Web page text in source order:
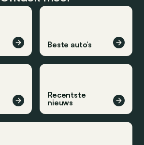
Beste auto’s
Recentste
nieuws